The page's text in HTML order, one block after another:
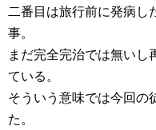
二番目は旅行前に発病し
事。
まだ完全完治では無いし
ている。
そういう意味では今回の
た。